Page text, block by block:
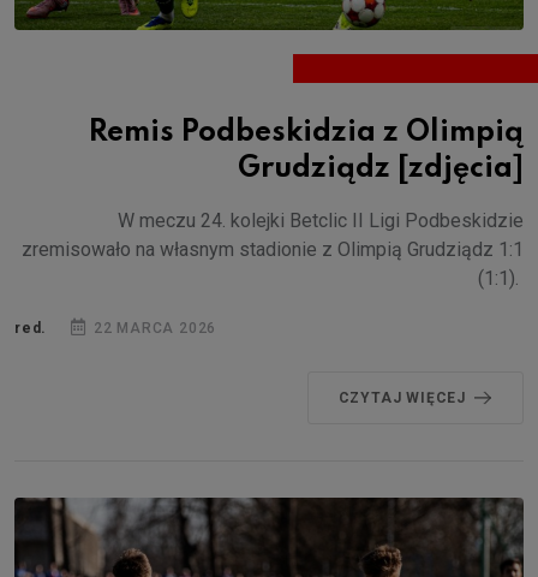
Remis Podbeskidzia z Olimpią
Grudziądz [zdjęcia]
W meczu 24. kolejki Betclic II Ligi Podbeskidzie
zremisowało na własnym stadionie z Olimpią Grudziądz 1:1
(1:1).
red. 22 MARCA 2026
CZYTAJ WIĘCEJ